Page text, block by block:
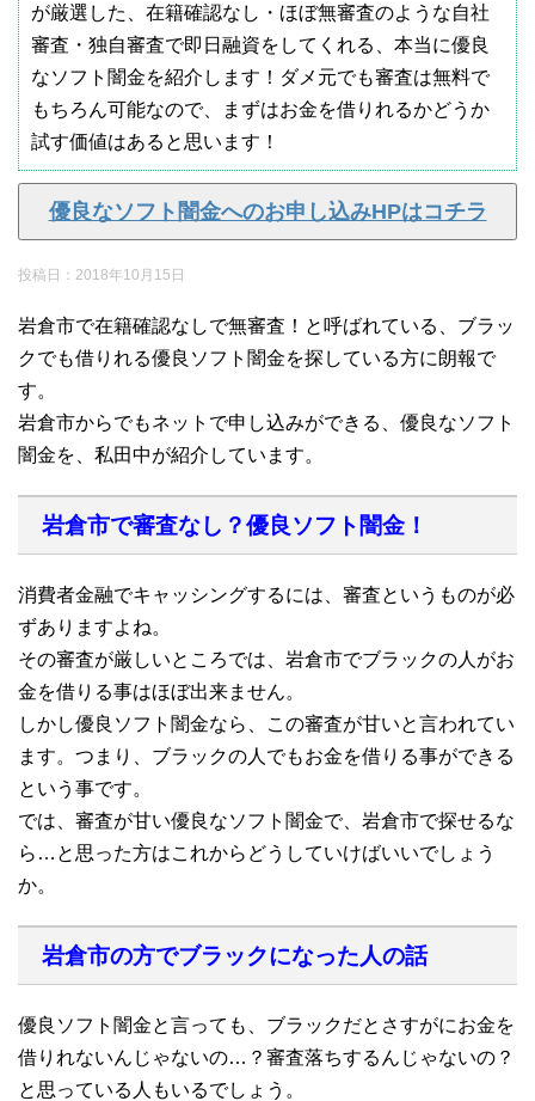
が厳選した、在籍確認なし・ほぼ無審査のような自社
審査・独自審査で即日融資をしてくれる、本当に優良
なソフト闇金を紹介します！ダメ元でも審査は無料で
もちろん可能なので、まずはお金を借りれるかどうか
試す価値はあると思います！
優良なソフト闇金へのお申し込みHPはコチラ
投稿日： 2018年10月15日
岩倉市で在籍確認なしで無審査！と呼ばれている、ブラッ
クでも借りれる優良ソフト闇金を探している方に朗報で
す。
岩倉市からでもネットで申し込みができる、優良なソフト
闇金を、私田中が紹介しています。
岩倉市で審査なし？優良ソフト闇金！
消費者金融でキャッシングするには、審査というものが必
ずありますよね。
その審査が厳しいところでは、岩倉市でブラックの人がお
金を借りる事はほぼ出来ません。
しかし優良ソフト闇金なら、この審査が甘いと言われてい
ます。つまり、ブラックの人でもお金を借りる事ができる
という事です。
では、審査が甘い優良なソフト闇金で、岩倉市で探せるな
ら…と思った方はこれからどうしていけばいいでしょう
か。
岩倉市の方でブラックになった人の話
優良ソフト闇金と言っても、ブラックだとさすがにお金を
借りれないんじゃないの…？審査落ちするんじゃないの？
と思っている人もいるでしょう。